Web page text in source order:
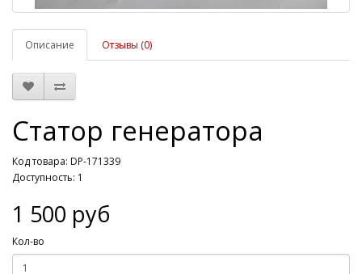
Описание Отзывы (0)
Статор генератора
Код товара: DP-171339
Доступность: 1
1 500 руб
Кол-во